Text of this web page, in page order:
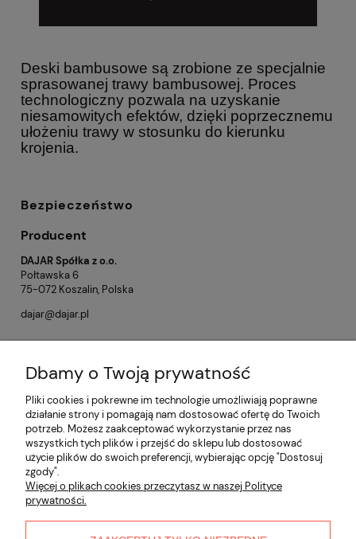
Deski bambusowe są zrobione ze specjalnie
sprasowanej trawy bambusowej. Proces
technologiczny pozwala na uzyskanie
niesamowitych efektów, dzięki poprzecznemu
ułożeniu trawy w stosunku do kierunku
krojenia.
Bezpieczeństwo
Producent
DAJAR Spółka z o.o.
Połtawska 6
75-072 Koszalin, Polska
dajar@dajar.pl
Opinie o produkcie (0)
Informacje
Płatności i dostawa
Dbamy o Twoją prywatność
Pliki cookies i pokrewne im technologie umożliwiają poprawne
działanie strony i pomagają nam dostosować ofertę do Twoich
potrzeb. Możesz zaakceptować wykorzystanie przez nas
wszystkich tych plików i przejść do sklepu lub dostosować
użycie plików do swoich preferencji, wybierając opcję "Dostosuj
zgody".
Więcej o plikach cookies przeczytasz w naszej Polityce
prywatności.